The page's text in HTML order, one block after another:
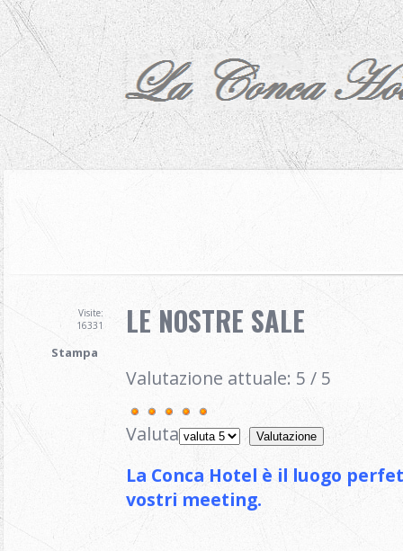
Visite:
16331
Stampa
LE NOSTRE SALE
Valutazione attuale: 5 / 5
Valuta
La Conca Hotel è il luogo
vostri meeting.